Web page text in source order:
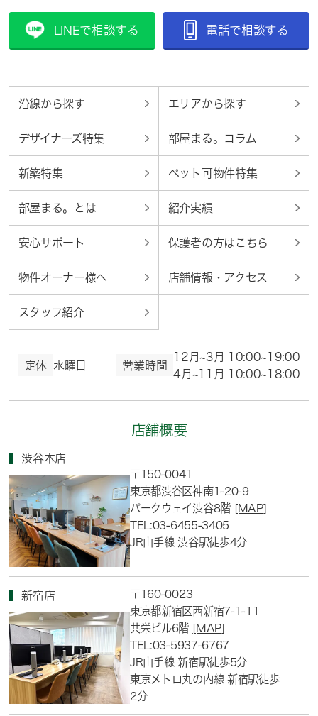
LINEで相談する 電話で相談する
沿線から探す エリアから探す
デザイナーズ特集 部屋まる。コラム
新築特集 ペット可物件特集
部屋まる。とは 紹介実績
安心サポート 保護者の方はこちら
物件オーナー様へ 店舗情報・アクセス
スタッフ紹介
定休 水曜日 営業時間
12月~3月 10:00~19:00
4月~11月 10:00~18:00
店舗概要
渋谷本店
〒150-0041
東京都渋谷区神南1-20-9
パークウェイ渋谷8階 [MAP]
TEL:03-6455-3405
JR山手線 渋谷駅徒歩4分
新宿店
〒160-0023
東京都新宿区西新宿7-1-11
共栄ビル6階 [MAP]
TEL:03-5937-6767
JR山手線 新宿駅徒歩5分
東京メトロ丸の内線 新宿駅徒歩
2分